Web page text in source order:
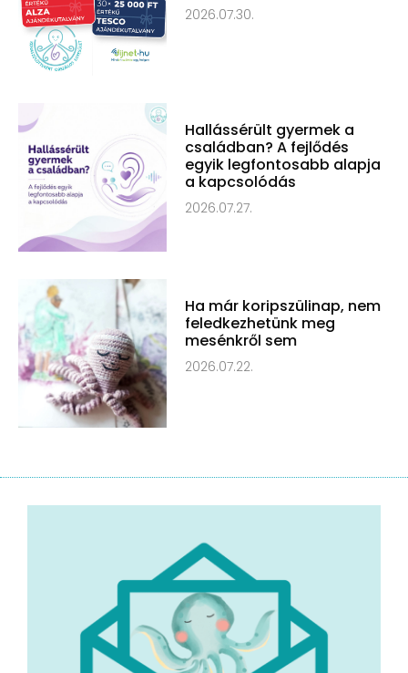
2026.07.30.
Hallássérült gyermek a
családban? A fejlődés
egyik legfontosabb alapja
a kapcsolódás
2026.07.27.
Ha már koripszülinap, nem
feledkezhetünk meg
mesénkről sem
2026.07.22.